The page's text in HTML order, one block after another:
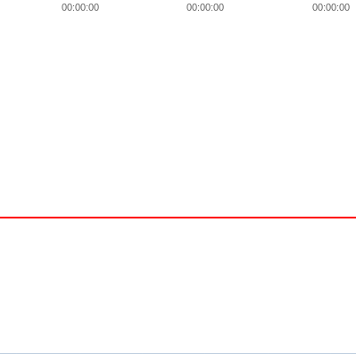
00:00:00
00:00:00
00:00:00